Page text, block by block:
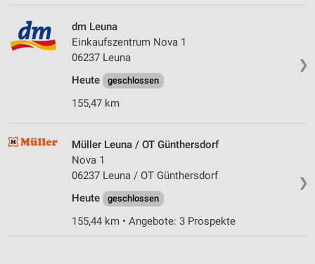
❯
dm Leuna
Einkaufszentrum Nova 1
06237 Leuna
Heute
geschlossen
155,47 km
❯
Müller Leuna / OT Günthersdorf
Nova 1
06237 Leuna / OT Günthersdorf
Heute
geschlossen
155,44 km • Angebote: 3 Prospekte